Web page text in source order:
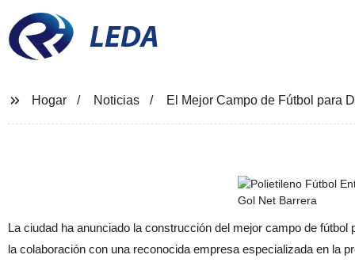
LEDA
Hogar Noticias El Mejor Campo de Fútbol para
La ciudad ha anunciado la construcción del mejor campo de
la colaboración con una reconocida empresa especializada en la